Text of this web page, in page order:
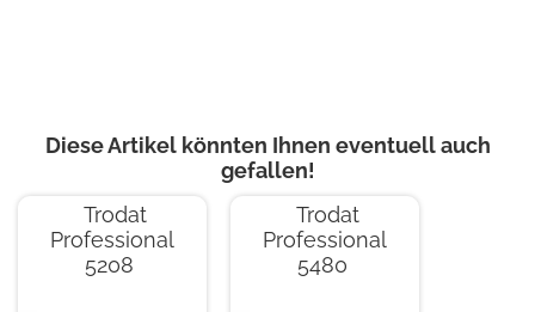
Diese Artikel könnten Ihnen eventuell auch
gefallen!
Trodat
Professional
5208
Trodat
Professional
5480